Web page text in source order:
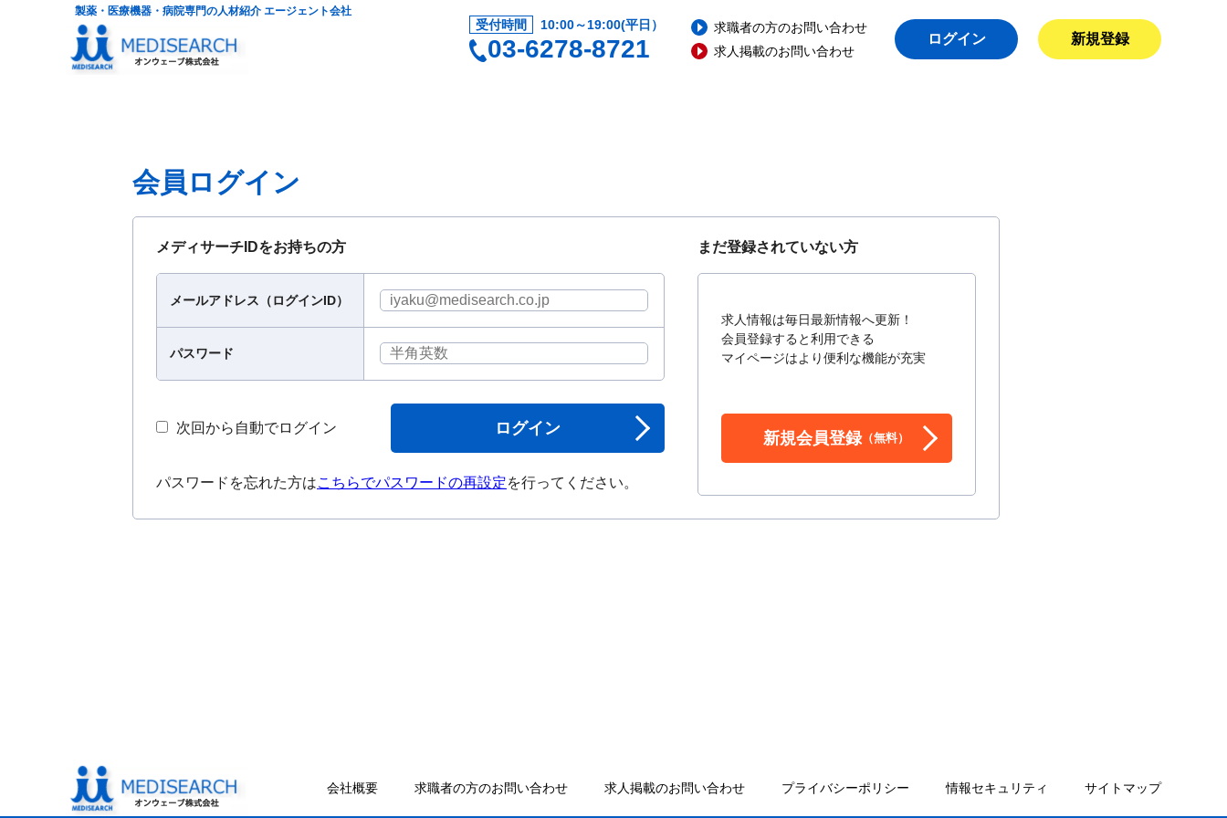
製薬・医療機器・病院専門の人材紹介 エージェント会社
受付時間 10:00～19:00(平日）
03-6278-8721
求職者の方のお問い合わせ
求人掲載のお問い合わせ
ログイン 新規登録
会員ログイン
メディサーチIDをお持ちの方
メールアドレス（ログインID）
パスワード
次回から自動でログイン ログイン
パスワードを忘れた方はこちらでパスワードの再設定を行ってください。
まだ登録されていない方
求人情報は毎日最新情報へ更新！
会員登録すると利用できる
マイページはより便利な機能が充実
新規会員登録（無料）
会社概要 求職者の方のお問い合わせ 求人掲載のお問い合わせ プライバシーポリシー 情報セキュリティ サイトマップ